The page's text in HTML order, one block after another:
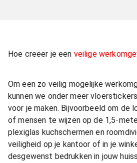
Hoe creëer je een veilige
Om een zo veilig mogelijke
kunnen we onder meer
voor je maken. Bijvoorbeeld om de
of mensen te wijzen op de 1,5-
plexiglas kuchschermen en
veiligheid op je kantoor of in je
desgewenst bedrukken in jouw